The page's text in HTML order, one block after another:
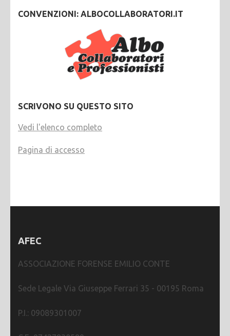
CONVENZIONI: ALBOCOLLABORATORI.IT
SCRIVONO SU QUESTO SITO
Vedi l'elenco completo
Pagina di accesso
AFEC
ASSOCIAZIONE FORENSE EMILIO CONTE
Sede Legale Via Giuseppe Ferrari 35 - 00195 Roma
P.I.: 09089301007